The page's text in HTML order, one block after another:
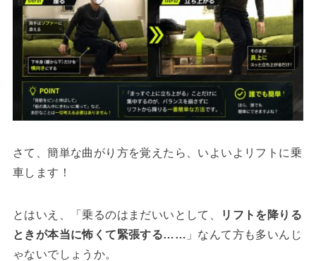
さて、簡単な曲がり方を覚えたら、いよいよリフトに乗
車します！
とはいえ、「乗るのはまだいいとして、
リフトを降りる
ときが本当に怖くて緊張する…… 」なんて方も多いんじ
ゃないでしょうか。